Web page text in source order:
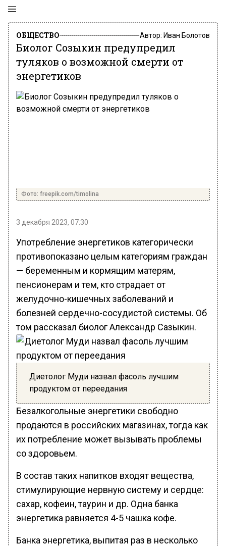
ОБЩЕСТВО Автор: Иван Болотов
Биолог Созыкин предупредил
туляков о возможной смерти от
энергетиков
Фото: freepik.com/timolina
3 декабря 2023, 07:30
Употребление энергетиков категорически
противопоказано целым категориям граждан
— беременным и кормящим матерям,
пенсионерам и тем, кто страдает от
желудочно-кишечных заболеваний и
болезней сердечно-сосудистой системы. Об
том рассказал биолог Александр Сазыкин.
Диетолог Муди назвал фасоль лучшим
продуктом от переедания
Безалкогольные энергетики свободно
продаются в российских магазинах, тогда как
их потребление может вызывать проблемы
со здоровьем.
В состав таких напитков входят вещества,
стимулирующие нервную систему и сердце:
сахар, кофеин, таурин и др. Одна банка
энергетика равняется 4-5 чашка кофе.
Банка энергетика, выпитая раз в несколько